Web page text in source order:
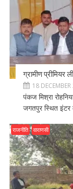
ग्रामीण प्रीमियर
18
पंकज मिश्रा
जगतपुर स्थित
राजनीति वाराणसी